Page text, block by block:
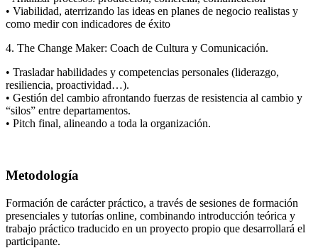
• Viabilidad, aterrizando las ideas en planes de negocio realistas y
como medir con indicadores de éxito
4. The Change Maker: Coach de Cultura y Comunicación.
• Trasladar habilidades y competencias personales (liderazgo,
resiliencia, proactividad…).
• Gestión del cambio afrontando fuerzas de resistencia al cambio y
“silos” entre departamentos.
• Pitch final, alineando a toda la organización.
Metodología
Formación de carácter práctico, a través de sesiones de formación
presenciales y tutorías online, combinando introducción teórica y
trabajo práctico traducido en un proyecto propio que desarrollará el
participante.